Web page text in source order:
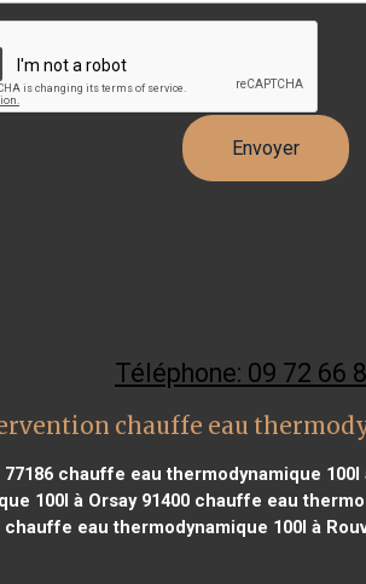
Téléphone: 09 72 66
chauffe eau
chauffe eau thermodynamique 100l
100l à Orsay 91400chauffe eau
chauffe eau thermodynamique 100l à